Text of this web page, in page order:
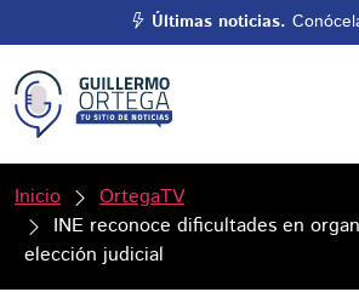
Últimas noticias.
Inicio
OrtegaTV
INE reconoce dificultades en
elección judicial